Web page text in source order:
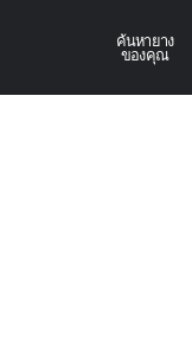
ค้นหายาง
ของคุณ